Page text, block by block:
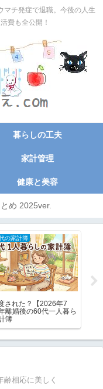
マチ発症で退職。今後の人生
費も全公開！
暮らしの工夫
家計管理
健康と美容
め 2025ver.
の家計簿
された？【2026年7
離婚後の60代一人暮ら
簿
齢相応に美しく